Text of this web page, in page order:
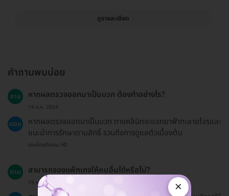
ดูรายละเอียด
คำถามพบบ่อย
ถาม หากผลตรวจออกมาเป็นบวก ต้องทำอย่างไร?
19 ธ.ค. 2024
ตอบ
หากผลตรวจออกมาเป็นบวก ทางคลินิกจะแจกยาฟ้าทะลายโจรและ
แนะนำการรักษาตามสิทธิ์ รวมถึงการดูแลตัวเบื้องต้น
ตอบโดยทีมงาน HD
ถาม สามารถจองแพ็กเกจให้คนอื่นได้หรือไม่?
19 ธ.ค. 2024 ×